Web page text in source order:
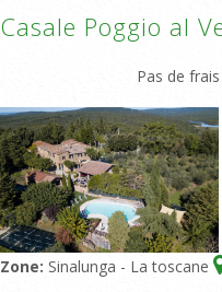
Casale Poggio al
Pas de
Zone: Sinalunga - La toscane